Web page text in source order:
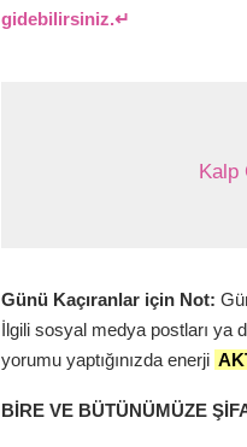
gidebilirsiniz.↵
Kalp
Günü Kaçıranlar için Not:
İlgili sosyal medya postları ya
yorumu yaptığınızda enerji
BİRE VE BÜTÜNÜMÜZE